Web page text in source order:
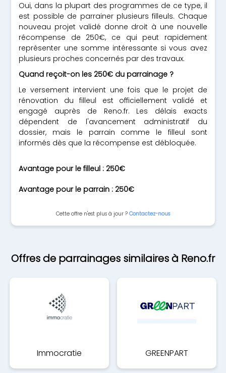
Oui, dans la plupart des programmes de ce type, il
est possible de parrainer plusieurs filleuls. Chaque
nouveau projet validé donne droit à une nouvelle
récompense de 250€, ce qui peut rapidement
représenter une somme intéressante si vous avez
plusieurs proches concernés par des travaux.
Quand reçoit-on les 250€ du parrainage ?
Le versement intervient une fois que le projet de
rénovation du filleul est officiellement validé et
engagé auprès de Reno.fr. Les délais exacts
dépendent de l'avancement administratif du
dossier, mais le parrain comme le filleul sont
informés dès que la récompense est débloquée.
Avantage pour le filleul : 250€
Avantage pour le parrain : 250€
Cette offre n'est plus à jour ? Contactez-nous
Offres de parrainages similaires à Reno.fr
Immocratie GREENPART